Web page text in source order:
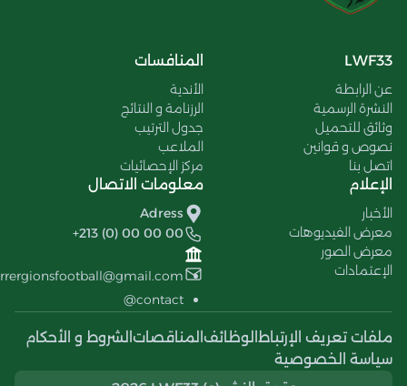
LWF33
عن الرابطة
النشرة الرسمية
وثائق للتحميل
نصوص و قوانين
اتصل بنا
المنافسات
الأندية
الرزنامة و النتائج
جدول الترتيب
الملاعب
مركز الإحصائيات
الإعلام
الأخبار
معرض الفيديوهات
معرض الصور
الإعتمادات
معلومات الاتصال
Adress
+213 (0) 00 00 00
contact@
ملفات تعريف الإرتباط الوظائف المناقصات الشروط و الأحكام
سياسة الخصوصية